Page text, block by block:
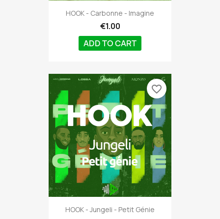
HOOK - Carbonne - Imagine
€1.00
ADD TO CART
HOOK - Jungeli - Petit Génie
favorite_border